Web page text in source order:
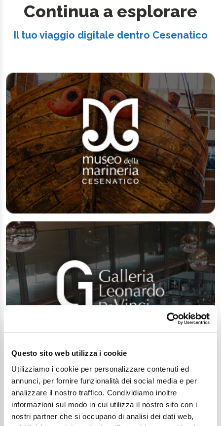
Questo sito web utilizza i cookie
Utilizziamo i cookie per personalizzare contenuti ed
annunci, per fornire funzionalità dei social media e per
analizzare il nostro traffico. Condividiamo inoltre
informazioni sul modo in cui utilizza il nostro sito con i
nostri partner che si occupano di analisi dei dati web,
Continua a esplorare
Il tuo viaggio digitale dentro Cesenatico